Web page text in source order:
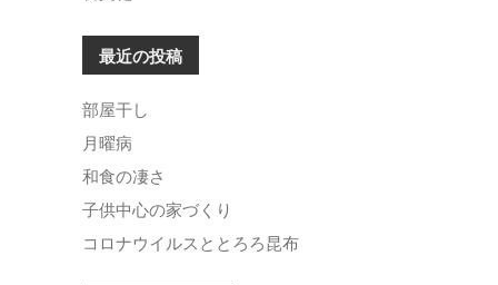
最近の投稿
部屋干し
月曜病
和食の凄さ
子供中心の家づくり
コロナウイルスととろろ昆布